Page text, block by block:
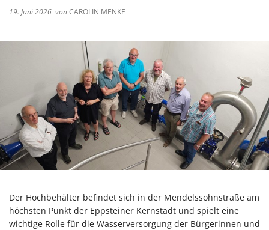
19. Juni 2026 vonCAROLIN MENKE
Der Hochbehälter befindet sich in der Mendelssohnstraße am
höchsten Punkt der Eppsteiner Kernstadt und spielt eine
wichtige Rolle für die Wasserversorgung der Bürgerinnen und